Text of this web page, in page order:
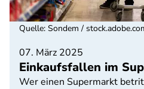
07. März 2025
Einkaufsfallen im
Wer einen Supermarkt
Quelle: Sondem /